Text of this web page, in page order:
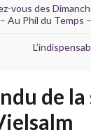
vous des
Au Phil du Temps
de la